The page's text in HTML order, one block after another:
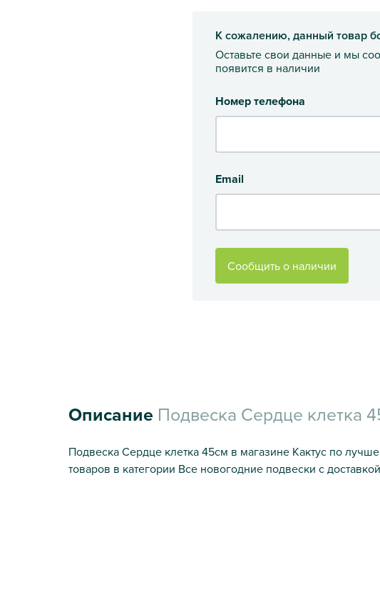
К сожалению, данный товар
Оставьте свои данные и мы
появится в наличии
Номер телефона
Email
Сообщить о наличии
Описание Подвеска Сердце клетка
Подвеска Сердце клетка 45см в магазине Кактус по
товаров в категории Все новогодние подвески с